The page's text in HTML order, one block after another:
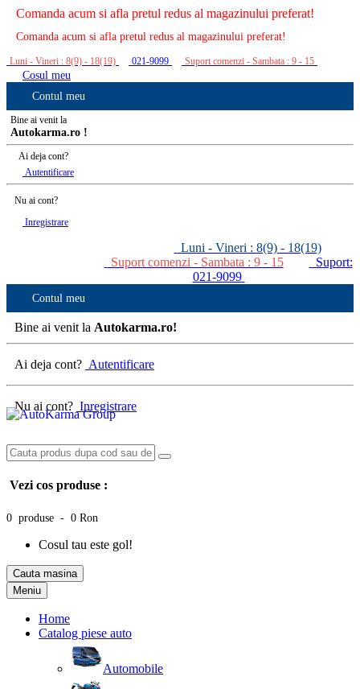
Comanda acum si afla pretul redus al magazinului preferat!
Comanda acum si afla pretul redus al magazinului preferat!
Luni - Vineri : 8(9) - 18(19) 021-9099 Suport comenzi - Sambata : 9 - 15
Cosul meu
Contul meu
Bine ai venit la
Autokarma.ro !
Ai deja cont?
Autentificare
Nu ai cont?
Inregistrare
Luni - Vineri : 8(9) - 18(19)
Suport comenzi - Sambata : 9 - 15
Suport:
021-9099
Contul meu
Bine ai venit la Autokarma.ro!
Ai deja cont? Autentificare
Nu ai cont? Inregistrare
Vezi cos produse :
0 produse - 0 Ron
Cosul tau este gol!
Cauta masina
Meniu
Home
Catalog piese auto
Automobile